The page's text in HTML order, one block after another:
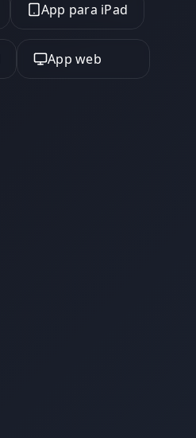
App para iPad
App web